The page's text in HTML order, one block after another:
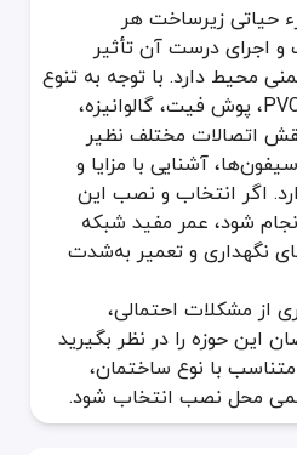
حیاتی زیرساخت هر
اجرای درست آن تأثیر
محیط دارد. با توجه به تنوع
بالای لوله‌ها مانند PVC، UPVC، پوش فیت، گالوانیزه،
اتصالات مختلف نظیر
آشنایی با مزایا و
اگر انتخاب و نصب این
شود، عمر مفید شبکه
نگهداری و تعمیر به‌شدت
از مشکلات احتمالی،
حوزه را در نظر بگیرید
با نوع ساختمان،
محل نصب انتخاب شود.